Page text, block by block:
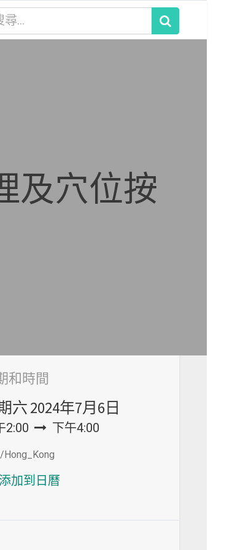
及穴位按
和時間
六2024年7月6日
2:00 下午4:00
Hong_Kong
添加到日曆